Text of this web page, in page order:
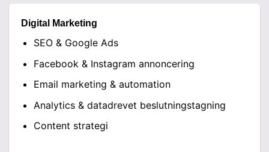
Digital Marketing
SEO & Google Ads
Facebook & Instagram annoncering
Email marketing & automation
Analytics & datadrevet beslutningstagning
Content strategi